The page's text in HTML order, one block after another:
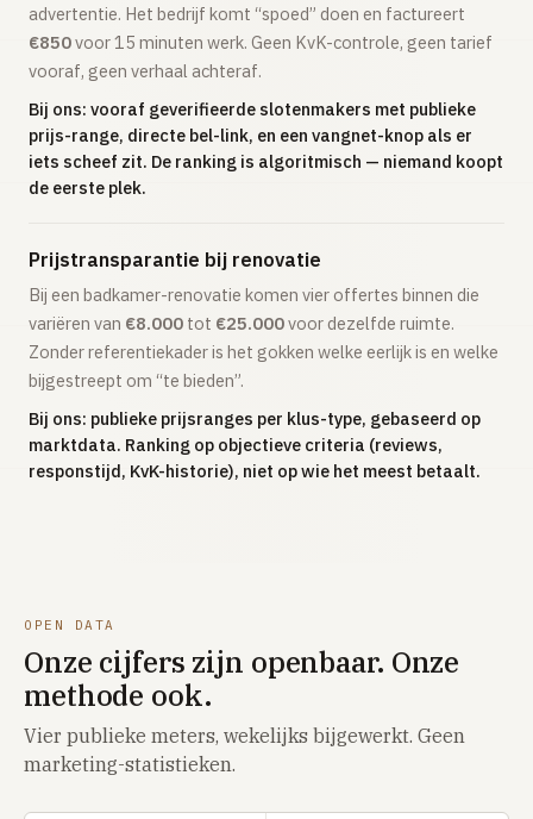
advertentie. Het bedrijf komt “spoed” doen en factureert
€850voor 15 minuten werk. Geen KvK-controle, geen tarief
vooraf, geen verhaal achteraf.
Bij ons: vooraf geverifieerde slotenmakers met publieke
prijs-range, directe bel-link, en een vangnet-knop als er
iets scheef zit. De ranking is algoritmisch — niemand koopt
de eerste plek.
Prijstransparantie bij renovatie
Bij een badkamer-renovatie komen vier offertes binnen die
variëren van €8.000 tot €25.000voor dezelfde ruimte.
Zonder referentiekader is het gokken welke eerlijk is en welke
bijgestreept om “te bieden”.
Bij ons: publieke prijsranges per klus-type, gebaseerd op
marktdata. Ranking op objectieve criteria (reviews,
responstijd, KvK-historie), niet op wie het meest betaalt.
OPEN DATA
Onze cijfers zijn openbaar. Onze
methode ook.
Vier publieke meters, wekelijks bijgewerkt. Geen
marketing-statistieken.